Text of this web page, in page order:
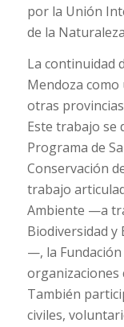
por la Unión
de la
La continuidad
Mendoza
otras
Este trabajo se
Programa de
Conservación
trabajo
Ambiente —a
Biodiversidad y
—, la
organizaciones
También
civiles,